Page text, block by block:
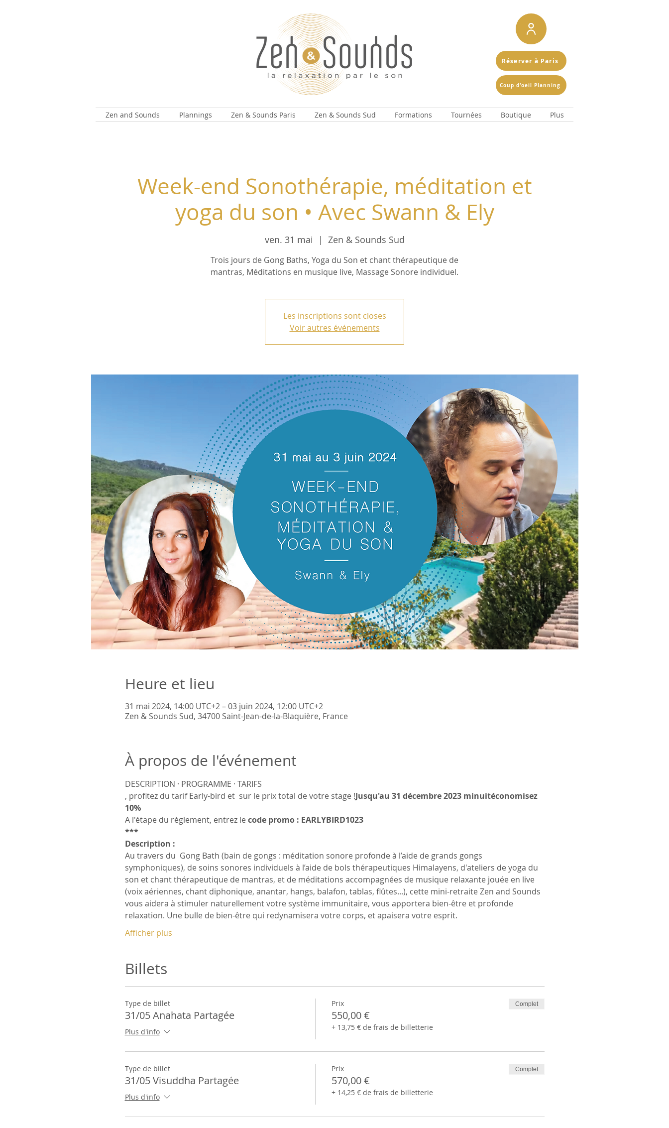
Réserver à Paris
Coup d'oeil Planning
Zen and Sounds Plannings Zen & Sounds Paris Zen & Sounds Sud Formations Tournées Boutique Plus
Week-end Sonothérapie, méditation et
yoga du son • Avec Swann & Ely
ven. 31 mai
  |
Zen & Sounds Sud
Trois jours de Gong Baths, Yoga du Son et chant thérapeutique de
mantras, Méditations en musique live, Massage Sonore individuel.
Les inscriptions sont closes
Voir autres événements
Heure et lieu
31 mai 2024, 14:00 UTC+2 – 03 juin 2024, 12:00 UTC+2
Zen & Sounds Sud, 34700 Saint-Jean-de-la-Blaquière, France
À propos de l'événement
DESCRIPTION · PROGRAMME · TARIFS
, profitez du tarif Early-bird et sur le prix total de votre stage !Jusqu'au 31 décembre 2023 minuitéconomisez
10%
A l'étape du règlement, entrez le code promo : EARLYBIRD1023
***
Description :
Au travers du  Gong Bath (bain de gongs : méditation sonore profonde à l’aide de grands gongs
symphoniques), de soins sonores individuels à l’aide de bols thérapeutiques Himalayens, d'ateliers de yoga du
son et chant thérapeutique de mantras, et de méditations accompagnées de musique relaxante jouée en live
(voix aériennes, chant diphonique, anantar, hangs, balafon, tablas, flûtes...), cette mini-retraite Zen and Sounds
vous aidera à stimuler naturellement votre système immunitaire, vous apportera bien-être et profonde
relaxation. Une bulle de bien-être qui redynamisera votre corps, et apaisera votre esprit.
Afficher plus
Billets
Type de billet
31/05 Anahata Partagée
Plus d'info
Prix
550,00 €
+ 13,75 € de frais de billetterie
Complet
Type de billet
31/05 Visuddha Partagée
Plus d'info
Prix
570,00 €
+ 14,25 € de frais de billetterie
Complet